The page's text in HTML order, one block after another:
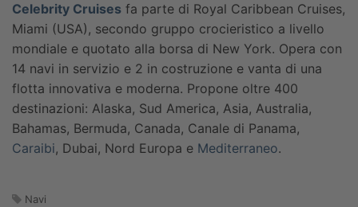
Celebrity Cruises fa parte di Royal Caribbean Cruises,
Miami (USA), secondo gruppo crocieristico a livello
mondiale e quotato alla borsa di New York. Opera con
14 navi in servizio e 2 in costruzione e vanta di una
flotta innovativa e moderna. Propone oltre 400
destinazioni: Alaska, Sud America, Asia, Australia,
Bahamas, Bermuda, Canada, Canale di Panama,
Caraibi, Dubai, Nord Europa e Mediterraneo.
Navi